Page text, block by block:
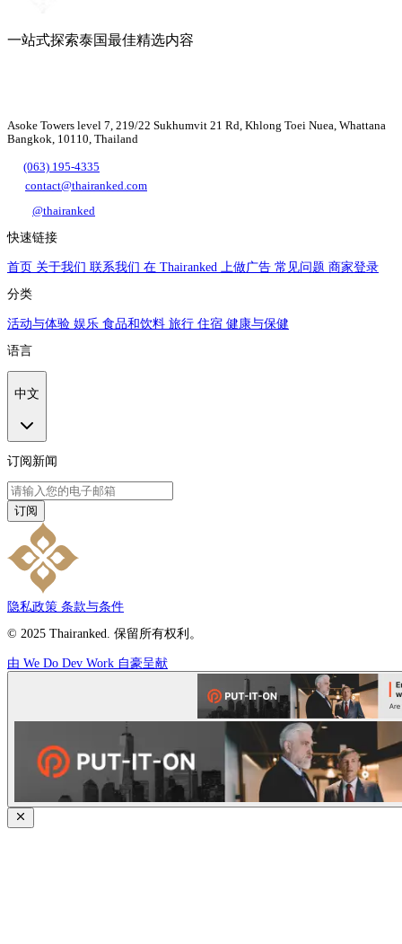
一站式探索泰国最佳精选内容
Asoke Towers level 7, 219/22 Sukhumvit 21 Rd, Khlong Toei Nuea, Whattana
Bangkok, 10110, Thailand
(063) 195-4335
contact@thairanked.com
@thairanked
快速链接
首页 关于我们 联系我们 在 Thairanked 上做广告 常见问题 商家登录
分类
活动与体验 娱乐 食品和饮料 旅行 住宿 健康与保健
语言
中文
订阅新闻
订阅
隐私政策 条款与条件
© 2025 Thairanked. 保留所有权利。
由 We Do Dev Work 自豪呈献